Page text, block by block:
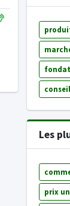
conseil
Les
prix